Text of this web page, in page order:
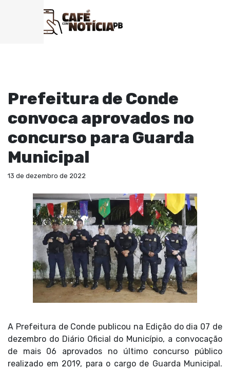
Prefeitura de Conde
convoca aprovados no
concurso para Guarda
Municipal
13 de dezembro de 2022
A Prefeitura de Conde publicou na Edição do dia 07 de
dezembro do Diário Oficial do Município, a convocação
de mais 06 aprovados no último concurso público
realizado em 2019, para o cargo de Guarda Municipal.